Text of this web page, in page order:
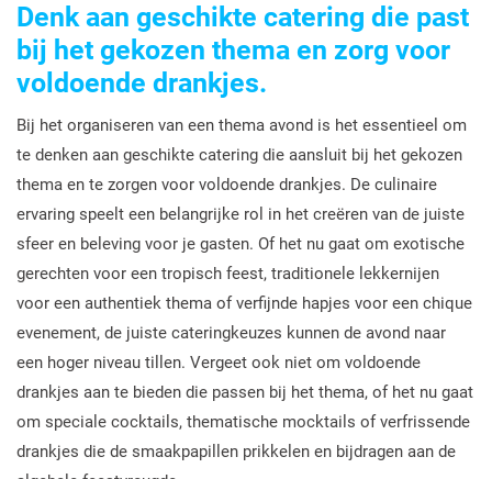
Denk aan geschikte catering die past
bij het gekozen thema en zorg voor
voldoende drankjes.
Bij het organiseren van een thema avond is het essentieel om
te denken aan geschikte catering die aansluit bij het gekozen
thema en te zorgen voor voldoende drankjes. De culinaire
ervaring speelt een belangrijke rol in het creëren van de juiste
sfeer en beleving voor je gasten. Of het nu gaat om exotische
gerechten voor een tropisch feest, traditionele lekkernijen
voor een authentiek thema of verfijnde hapjes voor een chique
evenement, de juiste cateringkeuzes kunnen de avond naar
een hoger niveau tillen. Vergeet ook niet om voldoende
drankjes aan te bieden die passen bij het thema, of het nu gaat
om speciale cocktails, thematische mocktails of verfrissende
drankjes die de smaakpapillen prikkelen en bijdragen aan de